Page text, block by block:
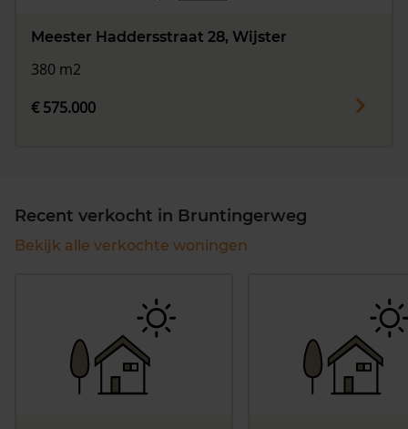
Meester Haddersstraat 28, Wijster
380 m2
€ 575.000
Recent verkocht in Bruntingerweg
Bekijk alle verkochte woningen